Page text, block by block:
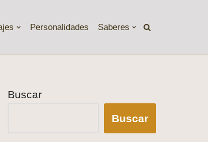
Personalidades Saberes
Buscar
Buscar